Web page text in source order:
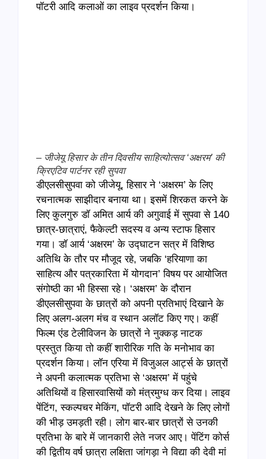
पॉटरी आदि कलाओं का लाइव प्रदर्शन किया।
– जीजेयू हिसार के तीन दिवसीय साहित्योत्सव ‘अक्षरम’ की
क्रिएटिव पार्टनर रही सुपवा
डीएलसीसुपवा को जीजेयू, हिसार ने ‘अक्षरम’ के लिए
रचनात्मक साझीदार बनाया था। इसमें शिरकत करने के
लिए कुलगुरु डॉ अमित आर्य की अगुवाई में सुपवा से 140
छात्र-छात्राएं, फैकेल्टी सदस्य व अन्य स्टाफ हिसार
गया। डॉ आर्य ‘अक्षरम’ के उद्घाटन सत्र में विशिष्ठ
अतिथि के तौर पर मौजूद रहे, जबकि ‘हरियाणा का
साहित्य और पत्रकारिता में योगदान’ विषय पर आयोजित
संगोष्ठी का भी हिस्सा रहे। ‘अक्षरम’ के दौरान
डीएलसीसुपवा के छात्रों को अपनी प्रतिभाएं दिखाने के
लिए अलग-अलग मंच व स्थान अलॉट किए गए। कहीं
फिल्म एंड टेलीविजन के छात्रों ने नुक्कड़ नाटक
प्रस्तुत किया तो कहीं शारीरिक गति के मनोभाव का
प्रदर्शन किया। लॉन एरिया में विजुअल आर्ट्स के छात्रों
ने अपनी कलात्मक प्रतिभा से ‘अक्षरम’ में पहुंचे
अतिथियों व हिसारवासियों को मंत्रमुग्ध कर दिया। लाइव
पेंटिंग, स्कल्पचर मेकिंग, पॉटरी आदि देखने के लिए लोगों
की भीड़ उमड़ती रही। लोग बार-बार छात्रों से उनकी
प्रतिभा के बारे में जानकारी लेते नजर आए। पेंटिंग कोर्स
की द्वितीय वर्ष छात्रा लक्षिता जांगड़ा ने विद्या की देवी मां